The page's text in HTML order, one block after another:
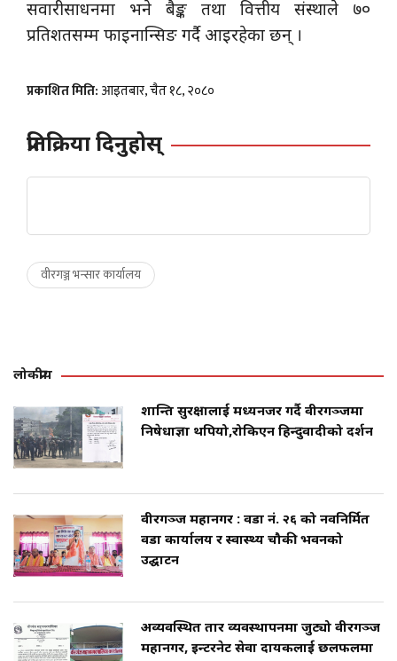
सवारीसाधनमा भने बैङ्क तथा वित्तीय संस्थाले ७०
प्रतिशतसम्म फाइनान्सिङ गर्दै आइरहेका छन् ।
प्रकाशित मिति: आइतबार, चैत १८, २०८०
प्रतिक्रिया दिनुहोस्
वीरगञ्ज भन्सार कार्यालय
लोकप्रीय
शान्ति सुरक्षालाई मध्यनजर गर्दै वीरगञ्जमा
निषेधाज्ञा थपियो,रोकिएन हिन्दुवादीको प्रदर्शन
वीरगञ्ज महानगर : वडा नं. २६ को नवनिर्मित
वडा कार्यालय र स्वास्थ्य चौकी भवनको
उद्घाटन
अव्यवस्थित तार व्यवस्थापनमा जुट्यो वीरगञ्ज
महानगर, इन्टरनेट सेवा प्रदायकलाई छलफलमा